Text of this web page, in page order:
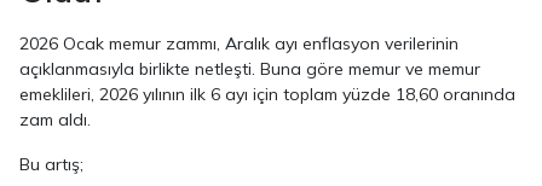
2026 Ocak memur zammı, Aralık ayı enflasyon verilerinin
açıklanmasıyla birlikte netleşti. Buna göre memur ve memur
emeklileri, 2026 yılının ilk 6 ayı için toplam yüzde 18,60 oranında
zam aldı.
Bu artış;